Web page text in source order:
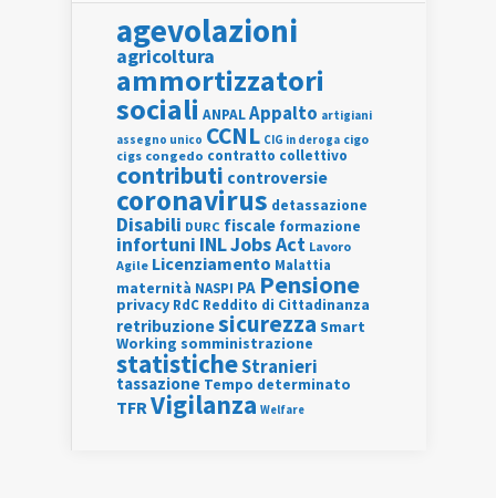
agevolazioni
agricoltura
ammortizzatori
sociali ANPALAppalto artigiani
assegno unico CCNL CIG in deroga cigo
cigs congedo contratto collettivo
contributi controversie
coronavirus detassazione
Disabili DURC fiscale formazione
infortuni INLJobs Act Lavoro
Agile Licenziamento Malattia
maternità NASPI PA Pensione
privacy RdC Reddito di Cittadinanza
retribuzionesicurezza Smart
Working somministrazione
statisticheStranieri
tassazione Tempo determinato
TFRVigilanza Welfare